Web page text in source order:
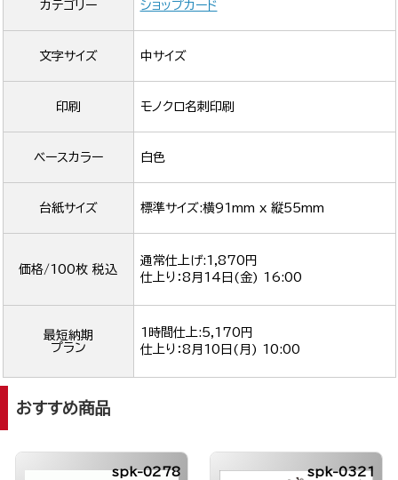
カテゴリー ショップカード
文字サイズ 中サイズ
印刷 モノクロ名刺印刷
ベースカラー 白色
台紙サイズ 標準サイズ:横91mm x 縦55mm
価格/100枚 税込
通常仕上げ:1,870円
仕上り：8月14日(金) 16:00
最短納期
プラン
1時間仕上:5,170円
仕上り：8月10日(月) 10:00
おすすめ商品
spk-0278 spk-0321